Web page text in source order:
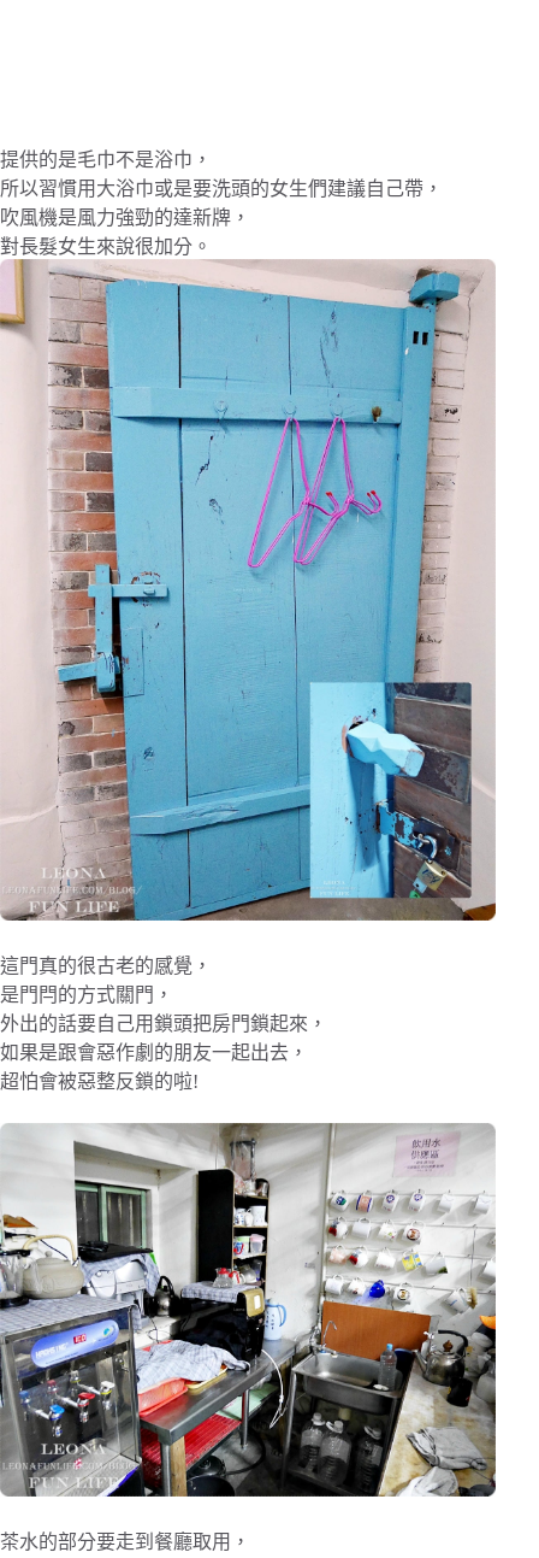
提供的是毛巾不是浴巾，
所以習慣用大浴巾或是要洗頭的女生們建議自己帶，
吹風機是風力強勁的達新牌，
對長髮女生來說很加分。
這門真的很古老的感覺，
是門閂的方式關門，
外出的話要自己用鎖頭把房門鎖起來，
如果是跟會惡作劇的朋友一起出去，
超怕會被惡整反鎖的啦!
茶水的部分要走到餐廳取用，